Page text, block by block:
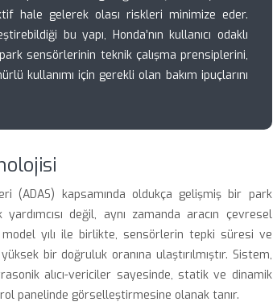
hale gelerek olası riskleri minimize eder.
bu yapı, Honda’nın kullanıcı odaklı
sensörlerinin teknik çalışma prensiplerini,
kullanımı için gerekli olan bakım ipuçlarını
(ADAS) kapsamında oldukça gelişmiş bir park
değil, aynı zamanda aracın çevresel
model yılı ile birlikte, sensörlerin tepki süresi ve
bir doğruluk oranına ulaştırılmıştır. Sistem,
alıcı-vericiler sayesinde, statik ve dinamik
panelinde görselleştirmesine olanak tanır.